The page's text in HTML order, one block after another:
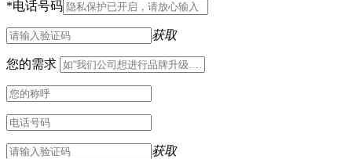
*电话号码
获取
您的需求
获取